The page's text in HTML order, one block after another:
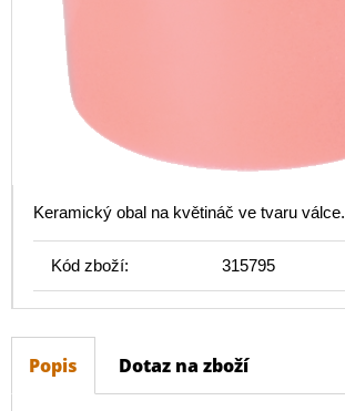
Keramický obal na květináč ve tvaru válce.
Kód zboží: 315795
Popis Dotaz na zboží